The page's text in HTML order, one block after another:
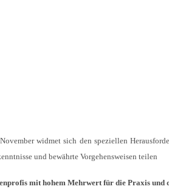
widmet sich den speziellen
und bewährte Vorgehensweisen teilen
mit hohem Mehrwert für die Praxis und